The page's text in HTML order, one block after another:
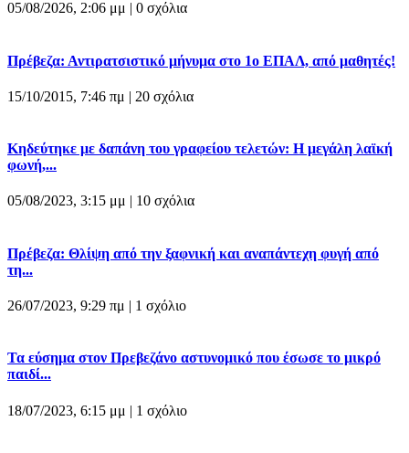
05/08/2026, 2:06 μμ | 0 σχόλια
Πρέβεζα: Αντιρατσιστικό μήνυμα στο 1ο ΕΠΑΛ, από μαθητές!
15/10/2015, 7:46 πμ | 20 σχόλια
Κηδεύτηκε με δαπάνη του γραφείου τελετών: Η μεγάλη λαϊκή
φωνή,...
05/08/2023, 3:15 μμ | 10 σχόλια
Πρέβεζα: Θλίψη από την ξαφνική και αναπάντεχη φυγή από
τη...
26/07/2023, 9:29 πμ | 1 σχόλιο
Τα εύσημα στον Πρεβεζάνο αστυνομικό που έσωσε το μικρό
παιδί...
18/07/2023, 6:15 μμ | 1 σχόλιο